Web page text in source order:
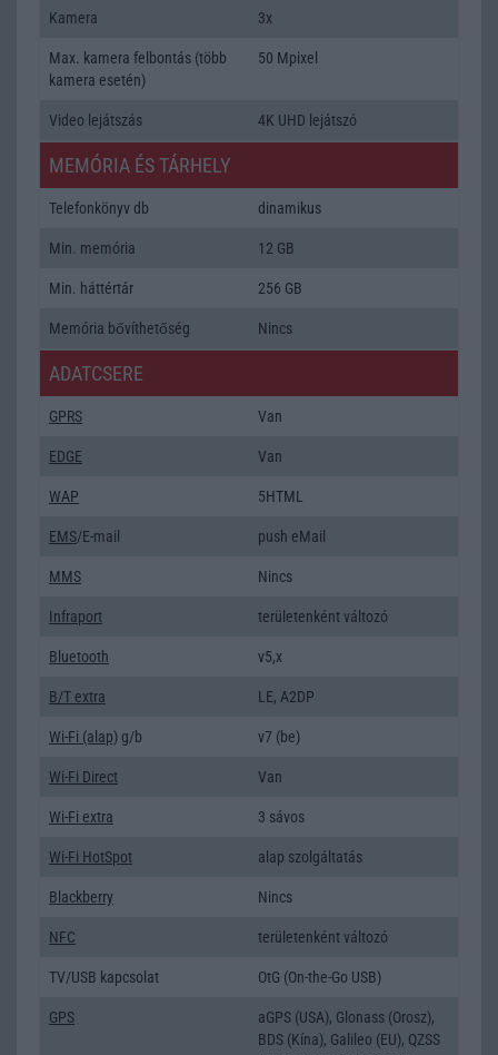
Kamera 3x
Max. kamera felbontás (több
kamera esetén)
50 Mpixel
Video lejátszás 4K UHD lejátszó
MEMÓRIA ÉS TÁRHELY
Telefonkönyv db dinamikus
Min. memória 12 GB
Min. háttértár 256 GB
Memória bővíthetőség Nincs
ADATCSERE
GPRS Van
EDGE Van
WAP 5HTML
EMS/E-mail push eMail
MMS Nincs
Infraport területenként változó
Bluetooth v5,x
B/T extra LE, A2DP
Wi-Fi (alap) g/b v7 (be)
Wi-Fi Direct Van
Wi-Fi extra 3 sávos
Wi-Fi HotSpot alap szolgáltatás
Blackberry Nincs
NFC területenként változó
TV/USB kapcsolat OtG (On-the-Go USB)
GPS
aGPS (USA), Glonass (Orosz),
BDS (Kína), Galileo (EU), QZSS